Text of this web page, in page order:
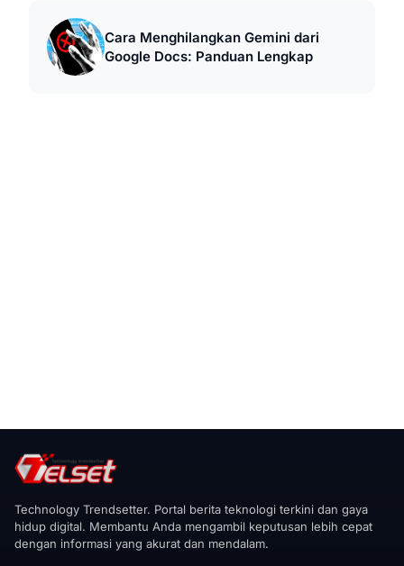
Cara Menghilangkan Gemini dari
Google Docs: Panduan Lengkap
Technology Trendsetter. Portal berita teknologi terkini dan gaya
hidup digital. Membantu Anda mengambil keputusan lebih cepat
dengan informasi yang akurat dan mendalam.